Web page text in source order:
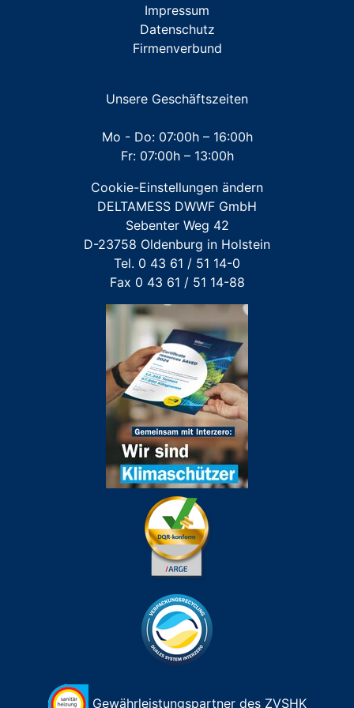
ZUBEHÖR Messkapsel KOAX G2
ZUBEHÖR Werkzeuge
Großwasserzähler
Für FREMDFABRIKATE: Wasserzähler für Austausch-
und Erstinstallation
Impressum
Datenschutz
Firmenverbund
Unsere Geschäftszeiten
Mo - Do: 07:00h – 16:00h
Fr: 07:00h – 13:00h
Cookie-Einstellungen ändern
DELTAMESS DWWF GmbH
Sebenter Weg 42
D-23758 Oldenburg in Holstein
Tel. 0 43 61 / 51 14-0
Fax 0 43 61 / 51 14-88
Gewährleistungspartner des ZVSHK